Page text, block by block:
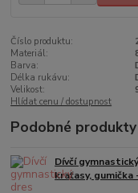
Číslo produktu:
Materiál:
Barva:
Délka rukávu:
Velikost:
Hlídat cenu / dostupnost
Podobné produkty
Dívčí
kraťasy, gumička